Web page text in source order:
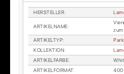
HER­STEL­LER:
AR­TI­KEL­NA­ME:
zum
AR­TI­KEL­TYP:
KOL­LEK­TI­ON:
AR­TI­KEL­FAR­BE:
AR­TI­KEL­FOR­MAT: